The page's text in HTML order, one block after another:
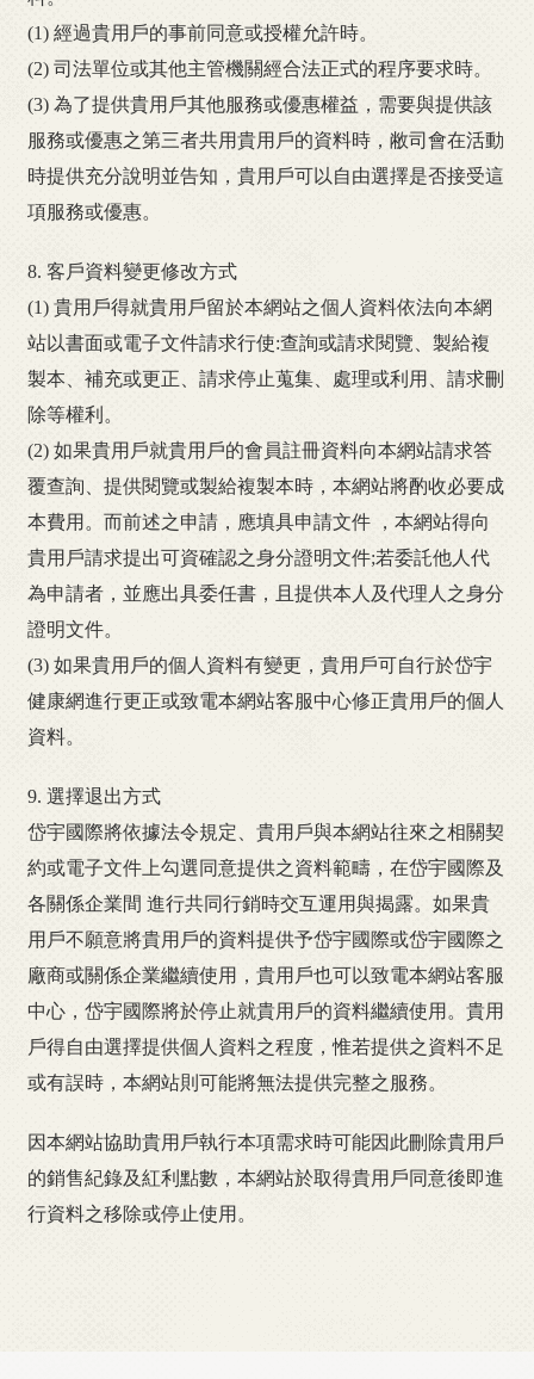
(1) 經過貴用戶的事前同意或授權允許時。
(2) 司法單位或其他主管機關經合法正式的程序要求時。
(3) 為了提供貴用戶其他服務或優惠權益，需要與提供該
服務或優惠之第三者共用貴用戶的資料時，敝司會在活動
時提供充分說明並告知，貴用戶可以自由選擇是否接受這
項服務或優惠。
8. 客戶資料變更修改方式
(1) 貴用戶得就貴用戶留於本網站之個人資料依法向本網
站以書面或電子文件請求行使:查詢或請求閱覽、製給複
製本、補充或更正、請求停止蒐集、處理或利用、請求刪
除等權利。
(2) 如果貴用戶就貴用戶的會員註冊資料向本網站請求答
覆查詢、提供閱覽或製給複製本時，本網站將酌收必要成
本費用。而前述之申請，應填具申請文件 ，本網站得向
貴用戶請求提出可資確認之身分證明文件;若委託他人代
為申請者，並應出具委任書，且提供本人及代理人之身分
證明文件。
(3) 如果貴用戶的個人資料有變更，貴用戶可自行於岱宇
健康網進行更正或致電本網站客服中心修正貴用戶的個人
資料。
9. 選擇退出方式
岱宇國際將依據法令規定、貴用戶與本網站往來之相關契
約或電子文件上勾選同意提供之資料範疇，在岱宇國際及
各關係企業間 進行共同行銷時交互運用與揭露。如果貴
用戶不願意將貴用戶的資料提供予岱宇國際或岱宇國際之
廠商或關係企業繼續使用，貴用戶也可以致電本網站客服
中心，岱宇國際將於停止就貴用戶的資料繼續使用。貴用
戶得自由選擇提供個人資料之程度，惟若提供之資料不足
或有誤時，本網站則可能將無法提供完整之服務。
因本網站協助貴用戶執行本項需求時可能因此刪除貴用戶
的銷售紀錄及紅利點數，本網站於取得貴用戶同意後即進
行資料之移除或停止使用。